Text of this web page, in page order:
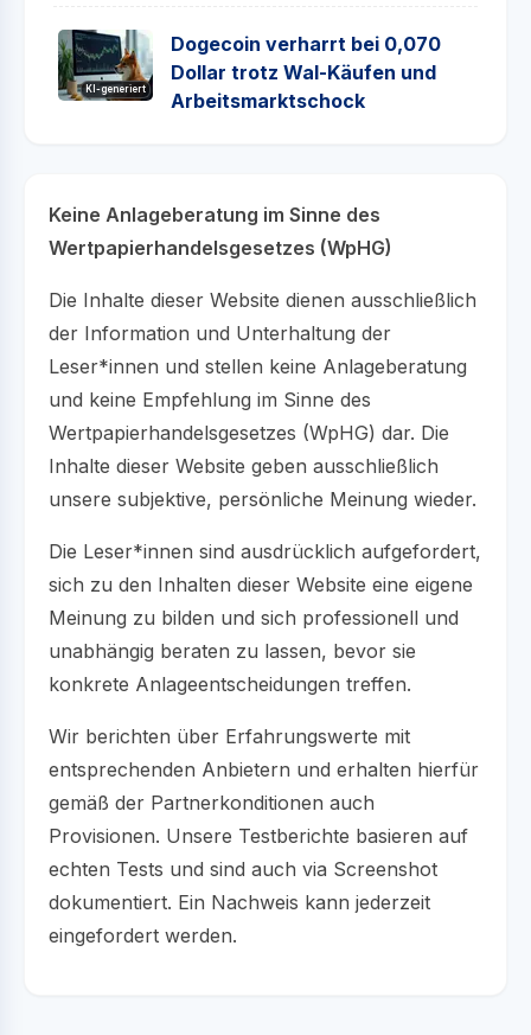
KI-generiert
Dogecoin verharrt bei 0,070
Dollar trotz Wal-Käufen und
Arbeitsmarktschock
Keine Anlageberatung im Sinne des
Wertpapierhandelsgesetzes (WpHG)
Die Inhalte dieser Website dienen ausschließlich
der Information und Unterhaltung der
Leser*innen und stellen keine Anlageberatung
und keine Empfehlung im Sinne des
Wertpapierhandelsgesetzes (WpHG) dar. Die
Inhalte dieser Website geben ausschließlich
unsere subjektive, persönliche Meinung wieder.
Die Leser*innen sind ausdrücklich aufgefordert,
sich zu den Inhalten dieser Website eine eigene
Meinung zu bilden und sich professionell und
unabhängig beraten zu lassen, bevor sie
konkrete Anlageentscheidungen treffen.
Wir berichten über Erfahrungswerte mit
entsprechenden Anbietern und erhalten hierfür
gemäß der Partnerkonditionen auch
Provisionen. Unsere Testberichte basieren auf
echten Tests und sind auch via Screenshot
dokumentiert. Ein Nachweis kann jederzeit
eingefordert werden.